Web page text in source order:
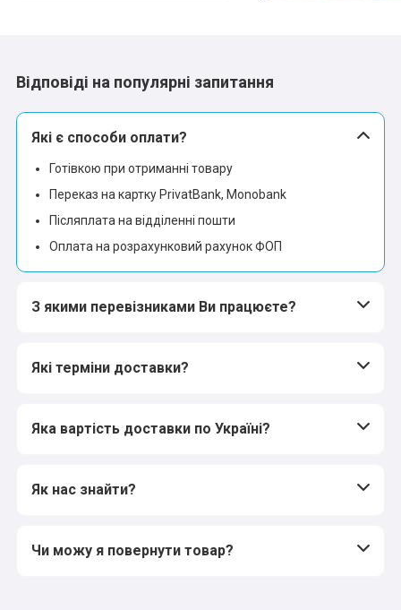
Відповіді на популярні запитання
Які є способи оплати?
Готівкою при отриманні товару
Переказ на картку PrivatBank, Monobank
Післяплата на відділенні пошти
Оплата на розрахунковий рахунок ФОП
З якими перевізниками Ви працюєте?
Які терміни доставки?
Яка вартість доставки по Україні?
Як нас знайти?
Чи можу я повернути товар?